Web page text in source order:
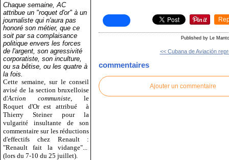
Chaque semaine, AC
attribue un "roquet d'or" à un
journaliste qui n'aura pas
honoré son métier, que ce
soit par sa complaisance
politique envers les forces
de l'argent, son agressivité
corporatiste, son inculture,
ou sa bêtise, ou les quatre à
la fois.
Cette semaine, sur le conseil
avisé de la section bruxelloise
d'Action communiste , le
Roquet d'Or est attribué
à
Thierry Steiner pour la
vulgarité insultante de son
commentaire sur les réductions
d'effectifs chez Renault :
"Renault fait la vidange"...
(lors du 7-10 du 25 juillet).
Published by Le
<< Cubana de Aviación
commentaires
Ajouter un commentaire